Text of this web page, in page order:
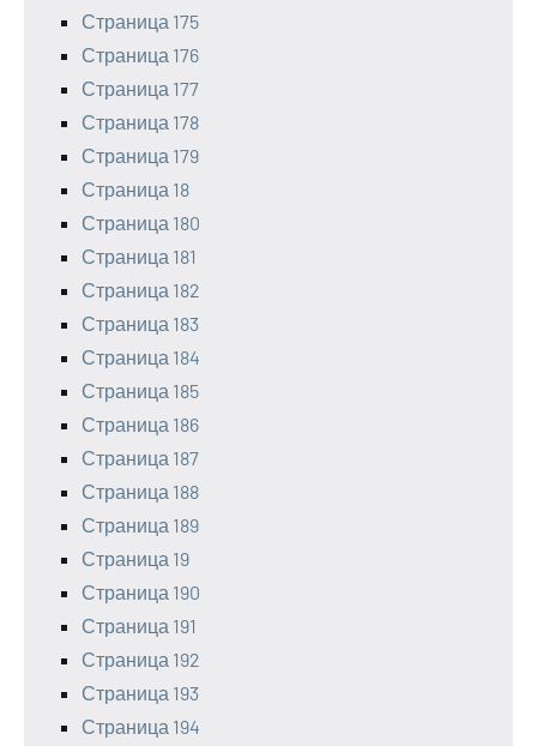
Страница 175
Страница 176
Страница 177
Страница 178
Страница 179
Страница 18
Страница 180
Страница 181
Страница 182
Страница 183
Страница 184
Страница 185
Страница 186
Страница 187
Страница 188
Страница 189
Страница 19
Страница 190
Страница 191
Страница 192
Страница 193
Страница 194